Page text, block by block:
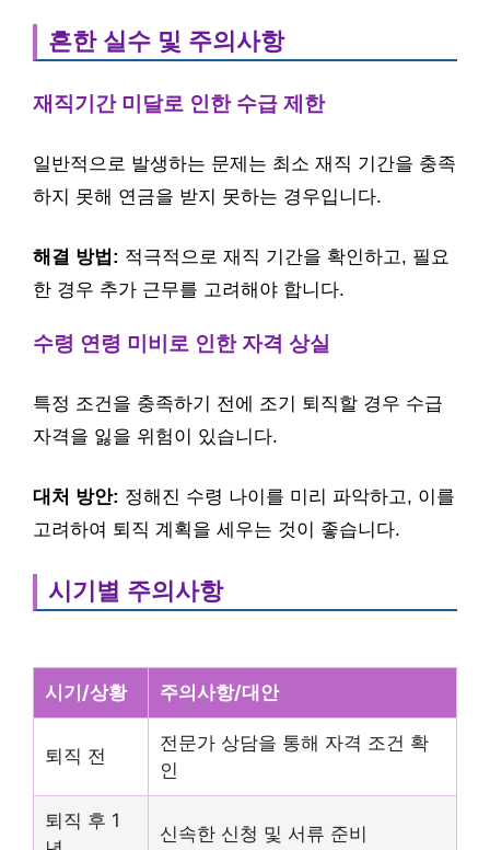
흔한 실수 및 주의사항
재직기간 미달로 인한 수급 제한
일반적으로 발생하는 문제는 최소 재직 기간을 충족
하지 못해 연금을 받지 못하는 경우입니다.
해결 방법: 적극적으로 재직 기간을 확인하고, 필요
한 경우 추가 근무를 고려해야 합니다.
수령 연령 미비로 인한 자격 상실
특정 조건을 충족하기 전에 조기 퇴직할 경우 수급
자격을 잃을 위험이 있습니다.
대처 방안: 정해진 수령 나이를 미리 파악하고, 이를
고려하여 퇴직 계획을 세우는 것이 좋습니다.
시기별 주의사항
시기/상황 주의사항/대안
퇴직 전
전문가 상담을 통해 자격 조건 확
인
퇴직 후 1
신속한 신청 및 서류 준비